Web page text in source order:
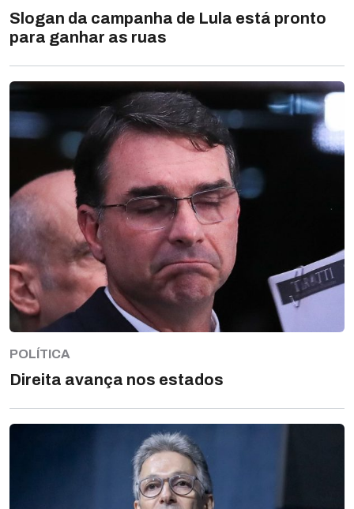
Slogan da campanha de Lula está pronto
para ganhar as ruas
POLÍTICA
Direita avança nos estados